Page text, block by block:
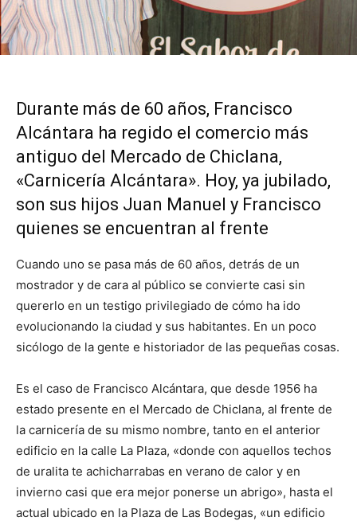
Durante más de 60 años, Francisco
Alcántara ha regido el comercio más
antiguo del Mercado de Chiclana,
«Carnicería Alcántara». Hoy, ya jubilado,
son sus hijos Juan Manuel y Francisco
quienes se encuentran al frente
Cuando uno se pasa más de 60 años, detrás de un
mostrador y de cara al público se convierte casi sin
quererlo en un testigo privilegiado de cómo ha ido
evolucionando la ciudad y sus habitantes. En un poco
sicólogo de la gente e historiador de las pequeñas cosas.
Es el caso de Francisco Alcántara, que desde 1956 ha
estado presente en el Mercado de Chiclana, al frente de
la carnicería de su mismo nombre, tanto en el anterior
edificio en la calle La Plaza, «donde con aquellos techos
de uralita te achicharrabas en verano de calor y en
invierno casi que era mejor ponerse un abrigo», hasta el
actual ubicado en la Plaza de Las Bodegas, «un edificio